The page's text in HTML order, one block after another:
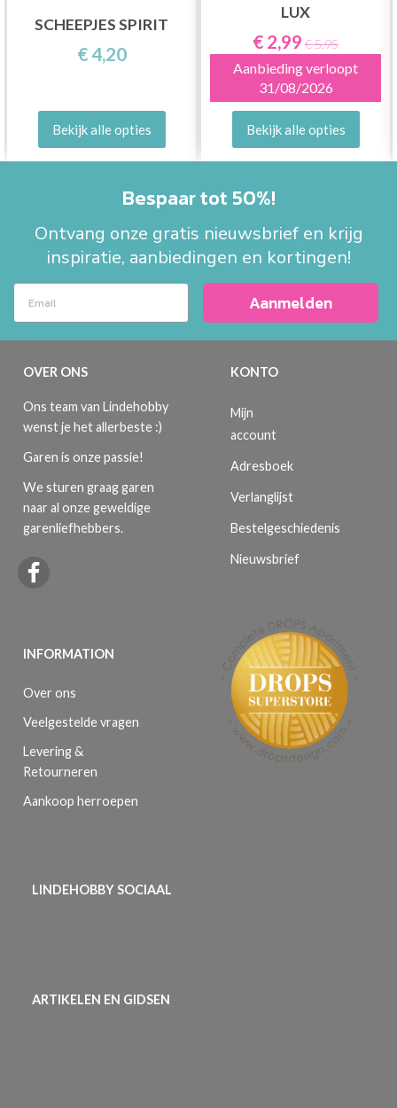
SCHEEPJES SPIRIT
€ 4,20
Bekijk alle opties
LUX
€ 2,99 € 5,95
Aanbieding verloopt
31/08/2026
Bekijk alle opties
Bespaar tot 50%!
Ontvang onze gratis nieuwsbrief en krijg
inspiratie, aanbiedingen en kortingen!
Aanmelden
OVER ONS
Ons team van Lindehobby
wenst je het allerbeste :)
Garen is onze passie!
We sturen graag garen
naar al onze geweldige
garenliefhebbers.
INFORMATION
Over ons
Veelgestelde vragen
Levering &
Retourneren
Aankoop herroepen
KONTO
Mijn
account
Adresboek
Verlanglijst
Bestelgeschiedenis
Nieuwsbrief
LINDEHOBBY SOCIAAL
ARTIKELEN EN GIDSEN